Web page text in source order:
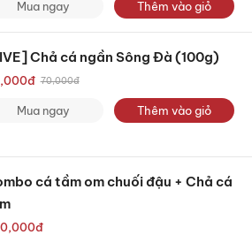
Mua ngay Thêm vào giỏ
Chả cá ngần Sông Đà (100g)
đ 70,000đ
Mua ngay Thêm vào giỏ
cá tầm om chuối đậu + Chả cá
đ